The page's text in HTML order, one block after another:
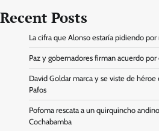
Recent Posts
La cifra que Alonso estaría pidiendo
Paz y gobernadores firman acuerdo
David Goldar marca y se viste de
Pafos
Pofoma rescata a un quirquincho
Cochabamba